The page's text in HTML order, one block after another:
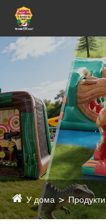
У дома Продукти